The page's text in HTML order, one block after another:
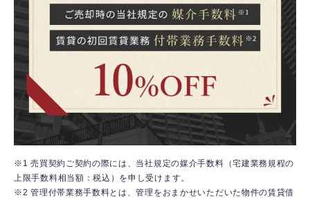
※1 売買契約ご契約の際には、当社規定の媒介手数料（宅建業務規程の
上限手数料相当額：税込）を申し受けます。
※2 管理付帯業務手数料とは、管理をおまかせいただいた物件の賃貸借